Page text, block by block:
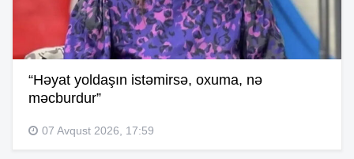
“Həyat yoldaşın istəmirsə, oxuma, nə
məcburdur”
07 Avqust 2026, 17:59